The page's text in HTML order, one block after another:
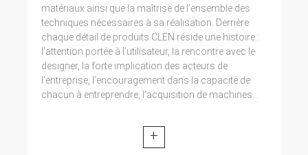
matériaux ainsi que la maîtrise de l’ensemble des
techniques nécessaires à sa réalisation. Derrière
chaque détail de produits CLEN réside une histoire :
l’attention portée à l’utilisateur, la rencontre avec le
designer, la forte implication des acteurs de
l’entreprise, l’encouragement dans la capacité de
chacun à entreprendre, l’acquisition de machines...
+